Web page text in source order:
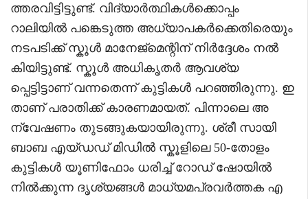
ത്തരവിട്ടിട്ടുണ്ട്. വിദ്യാര്‍ത്ഥികൾക്കൊപ്പം
റാലിയിൽ പങ്കെടുത്ത അധ്യാപകര്‍ക്കെതിരെയും
നടപടിക്ക് സ്കൂൾ മാനേജ്മെന്റിന് നിര്‍ദ്ദേശം നൽ
കിയിട്ടുണ്ട്. സ്കൂൾ അധികൃതർ ആവശ്യ
പ്പെട്ടിട്ടാണ് വന്നതെന്ന് കുട്ടികൾ പറഞ്ഞിരുന്നു. ഇ
താണ് പരാതിക്ക് കാരണമായത്. പിന്നാലെ അ
ന്വേഷണം തുടങ്ങുകയായിരുന്നു. ശ്രീ സായി
ബാബ എയ്‌ഡഡ് മിഡിൽ സ്കൂളിലെ 50-തോളം
കുട്ടികൾ യൂണിഫോം ധരിച്ച് റോഡ് ഷോയിൽ
നിൽക്കുന്ന ദൃശ്യങ്ങൾ മാധ്യമപ്രവർത്തക എ